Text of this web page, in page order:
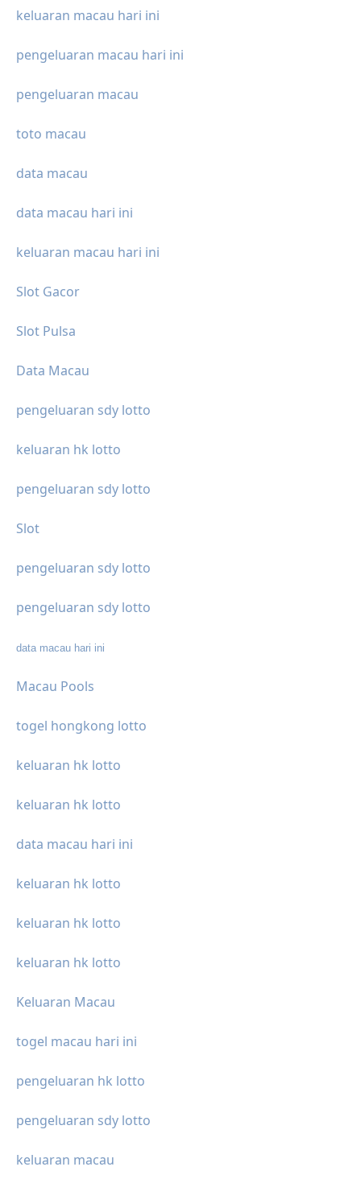
keluaran macau hari ini
pengeluaran macau hari ini
pengeluaran macau
toto macau
data macau
data macau hari ini
keluaran macau hari ini
Slot Gacor
Slot Pulsa
Data Macau
pengeluaran sdy lotto
keluaran hk lotto
pengeluaran sdy lotto
Slot
pengeluaran sdy lotto
pengeluaran sdy lotto
data macau hari ini
Macau Pools
togel hongkong lotto
keluaran hk lotto
keluaran hk lotto
data macau hari ini
keluaran hk lotto
keluaran hk lotto
keluaran hk lotto
Keluaran Macau
togel macau hari ini
pengeluaran hk lotto
pengeluaran sdy lotto
keluaran macau